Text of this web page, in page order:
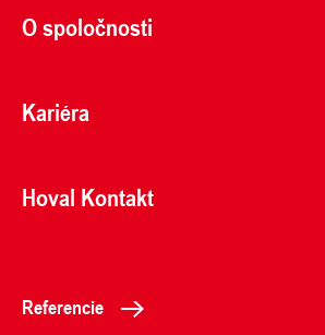
O spoločnosti
Kariéra
Hoval Kontakt
Referencie